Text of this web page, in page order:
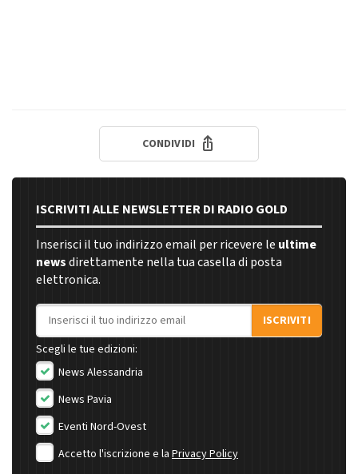
CONDIVIDI
ISCRIVITI ALLE NEWSLETTER DI RADIO GOLD
Inserisci il tuo indirizzo email per ricevere le ultime
newsdirettamente nella tua casella di posta
elettronica.
Indirizzo email
ISCRIVITI
Scegli le tue edizioni:
News Alessandria
News Pavia
Eventi Nord-Ovest
Accetto l'iscrizione e la Privacy Policy